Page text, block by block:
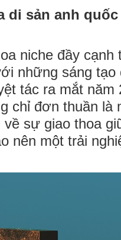
di sản anh
niche đầy cạnh
những sáng tạo
tác ra mắt
chỉ đơn thuần là
về sự giao thoa
nên một trải